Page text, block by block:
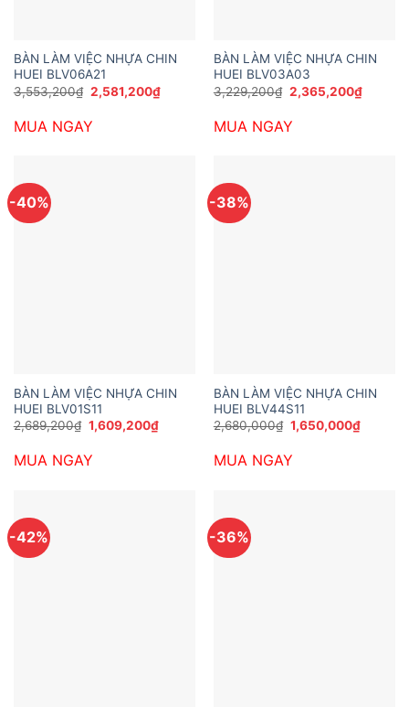
BÀN LÀM VIỆC NHỰA CHIN
HUEI BLV06A21
3,553,200₫ Giá
gốc
3,553,200₫.
2,581,200₫Giá
hiện
MUA NGAY
BÀN LÀM VIỆC NHỰA CHIN
HUEI BLV03A03
3,229,200₫ Giá
gốc
3,229,200₫.
2,365,200₫Giá
hiện
MUA NGAY
-40%
BÀN LÀM VIỆC NHỰA CHIN
HUEI BLV01S11
2,689,200₫ Giá
gốc
2,689,200₫.
1,609,200₫Giá
hiện
MUA NGAY
-38%
BÀN LÀM VIỆC NHỰA CHIN
HUEI BLV44S11
2,680,000₫ Giá
gốc
2,680,000₫.
1,650,000₫Giá
hiện
MUA NGAY
-42% -36%